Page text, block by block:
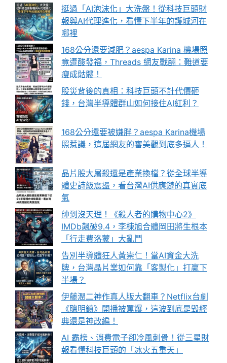
挺過「AI泡沫化」大洗盤！從科技巨頭財
報與AI代理進化，看懂下半年的護城河在
哪裡
168公分還要減肥？aespa Karina 機場照
竟遭酸發福，Threads 網友戰翻：難道要
瘦成骷髏！
股災背後的真相：科技巨頭不計代價砸
錢，台灣半導體群山如何接住AI紅利？
168公分還要被嫌胖？aespa Karina機場
照惹議，這屆網友的審美觀到底多逼人！
晶片股大屠殺還是產業換檔？從全球半導
體史詩級震盪，看台灣AI供應鏈的真實底
氣
帥到沒天理！《殺人者的購物中心2》
IMDb飆破9.4，李棟旭合體岡田將生根本
「行走費洛蒙」大亂鬥
告別半導體狂人黃崇仁！當AI資金大洗
牌，台灣晶片業如何靠「客製化」打贏下
半場？
伊藤潤二神作真人版大翻車？Netflix台劇
《聰明鎮》開播被罵爆，這波到底是毀經
典還是神改編！
AI 霸榜、消費電子卻冷風刺骨！從三星財
報看懂科技巨頭的「冰火五重天」